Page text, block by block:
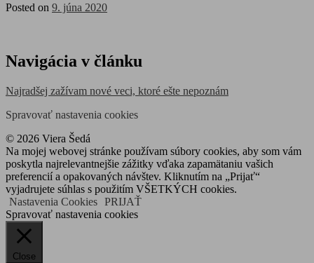
Posted on 9. júna 2020
Navigácia v článku
Najradšej zažívam nové veci, ktoré ešte nepoznám
Spravovať nastavenia cookies
© 2026 Viera Šedá
Na mojej webovej stránke používam súbory cookies, aby som vám
poskytla najrelevantnejšie zážitky vďaka zapamätaniu vašich
preferencií a opakovaných návštev. Kliknutím na „Prijať“
vyjadrujete súhlas s použitím VŠETKÝCH cookies.
Nastavenia Cookies PRIJAŤ
Spravovať nastavenia cookies
Close